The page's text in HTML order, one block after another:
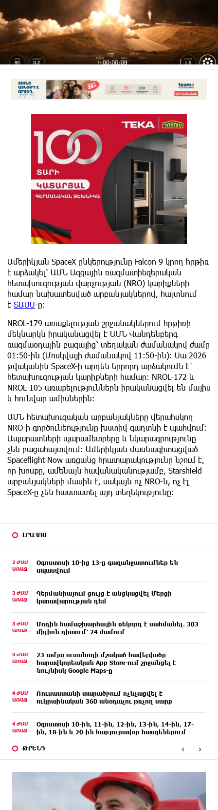
ԼՐԱՀՈՍ
2 ԺԱՄ
ԱՌԱՋ
Օգոստոսի 10-ից 13-ը գազանջատումներ են
սպասվում
3 ԺԱՄ
ԱՌԱՋ
Գերմանիայում ցույց է անցկացվել Մերցի
կառավարության դեմ
3 ԺԱՄ
ԱՌԱՋ
Մոդին համաշխարհային ռեկորդ է սահմանել. 303
միլիոն դիտում՝ 24 ժամում
3 ԺԱՄ
ԱՌԱՋ
23-ամյա ուսանողի մշակած հավելվածը
հարավկորեական App Store-ում շրջանցել է
նույնիսկ Google Maps-ը
4 ԺԱՄ
ԱՌԱՋ
Ռուսաստանի տարածքում ոչնչացվել է
ուկրաինական 360 անօդաչու թռչող սարք
4 ԺԱՄ
ԱՌԱՋ
Օգոստոսի 10-ին, 11-ին, 12-ին, 13-ին, 14-ին, 17-
ին, 18-ին և 20-ին հարյուրավոր հասցեներում
տակ հայտնաբերվել է տղամարդու մարմին
Ադրբեջանի Սարով գյուղում տանը 18-ամյա
աղջկա դի է հայտնաբերվել
Ամերիկյան SpaceX ընկերությունը Falcon 9 կրող հրթիռ
է արձակել՝ ԱՄՆ Ազգային ռազմատիեզերական
հետախուզության վարչության (NRO) կարիքների
համար նախատեսված արբանյակներով, հայտնում
է ՏԱՍՍ-ը:
NROL-179 առաքելության շրջանակներում հրթիռի
մեկնարկն իրականացվել է ԱՄՆ Վանդենբերգ
ռազմաօդային բազայից՝ տեղական ժամանակով ժամը
01:50-ին (Մոսկվայի ժամանակով 11:50-ին)։ Սա 2026
թվականին SpaceX-ի արդեն երրորդ արձակումն է՝
հետախուզության կարիքների համար։ NROL-172 և
NROL-105 առաքելություններն իրականացվել են մայիս
և հունվար ամիսներին։
ԱՄՆ հետախուզական արբանյակները վերահսկող
NRO-ի գործունեությունը խստիվ գաղտնի է պահվում։
Ապարատների պարամետրերը և նկարագրությունը
չեն բացահայտվում։ Ամերիկյան մասնագիտացված
Spaceflight Now առցանց հրատարակությունը նշում է,
որ խոսքը, ամենայն հավանականությամբ, Starshield
արբանյակների մասին է, սակայն ոչ NRO-ն, ոչ էլ
SpaceX-ը չեն հաստատել այդ տեղեկությունը։
ԹՐԵՆԴ ‹ ›